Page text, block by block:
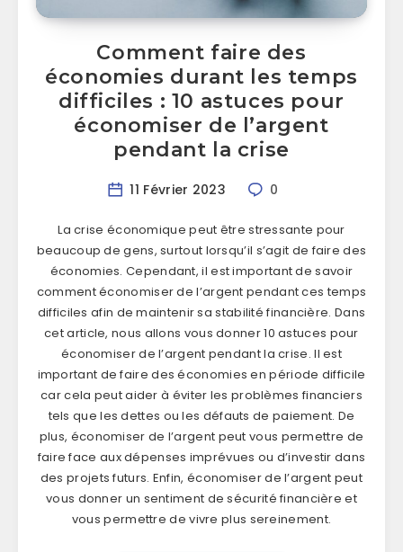
Comment faire des
économies durant les temps
difficiles : 10 astuces pour
économiser de l’argent
pendant la crise
11 Février 2023 0
La crise économique peut être stressante pour
beaucoup de gens, surtout lorsqu’il s’agit de faire des
économies. Cependant, il est important de savoir
comment économiser de l’argent pendant ces temps
difficiles afin de maintenir sa stabilité financière. Dans
cet article, nous allons vous donner 10 astuces pour
économiser de l’argent pendant la crise. Il est
important de faire des économies en période difficile
car cela peut aider à éviter les problèmes financiers
tels que les dettes ou les défauts de paiement. De
plus, économiser de l’argent peut vous permettre de
faire face aux dépenses imprévues ou d’investir dans
des projets futurs. Enfin, économiser de l’argent peut
vous donner un sentiment de sécurité financière et
vous permettre de vivre plus sereinement.